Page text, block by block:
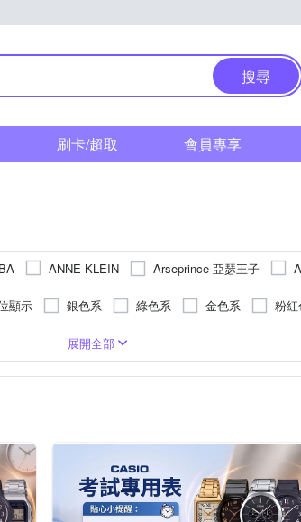
搜尋
刷卡/超取 會員專享
ANNE KLEIN Arseprince 亞瑟王子
DIESEL DOMENI COMPANY
Electric
Girls Max Max Mirabelle
Mirro
顯示 銀色系 綠色系 金色系
粉
橘色系
玫瑰金色系 藍色系
玻璃鏡面
陶瓷
300米 無
安全式摺疊錶扣
帆布錶帶
展開全部